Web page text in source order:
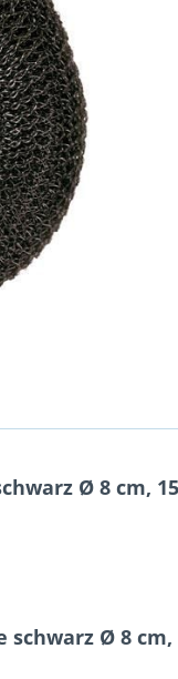
Ø 8 cm,
Ø 8